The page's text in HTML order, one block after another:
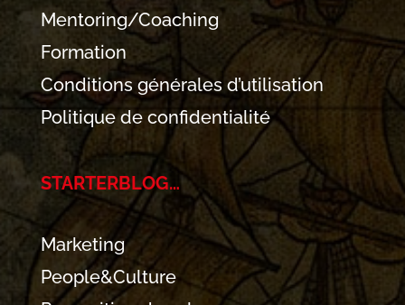
Mentoring/Coaching
Formation
Conditions générales d’utilisation
Politique de confidentialité
STARTERBLOG…
Marketing
People&Culture